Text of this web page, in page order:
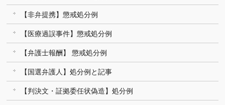
【非弁提携】懲戒処分例
【医療過誤事件】懲戒処分例
【弁護士報酬】 懲戒処分例
【国選弁護人】処分例と記事
【判決文・証拠委任状偽造】処分例